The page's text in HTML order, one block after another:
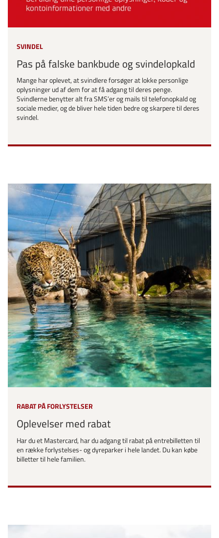
SVINDEL
Pas på falske bankbude og svindelopkald
Mange har oplevet, at svindlere forsøger at lokke personlige
oplysninger ud af dem for at få adgang til deres penge.
Svindlerne benytter alt fra SMS’er og mails til telefonopkald og
sociale medier, og de bliver hele tiden bedre og skarpere til deres
svindel.
RABAT PÅ FORLYSTELSER
Oplevelser med rabat
Har du et Mastercard, har du adgang til rabat på entrebilletten til
en række forlystelses- og dyreparker i hele landet. Du kan købe
billetter til hele familien.